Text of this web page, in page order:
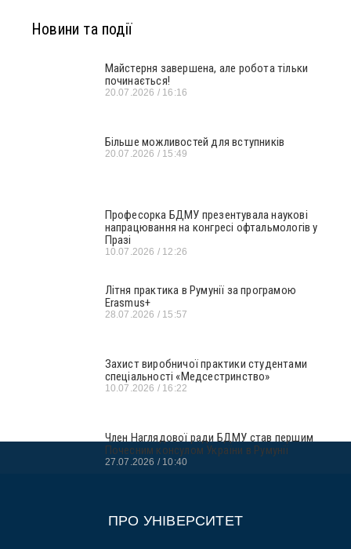
Новини та події
Майстерня завершена, але робота тільки
починається!
20.07.2026 16:16
Більше можливостей для вступників
20.07.2026 15:49
Професорка БДМУ презентувала наукові
напрацювання на конгресі офтальмологів у
Празі
10.07.2026 12:26
Літня практика в Румунії за програмою
Erasmus+
28.07.2026 15:57
Захист виробничої практики студентами
спеціальності «Медсестринство»
10.07.2026 16:22
Член Наглядової ради БДМУ став першим
Почесним консулом України в Румунії
27.07.2026 10:40
ПРО УНІВЕРСИТЕТ